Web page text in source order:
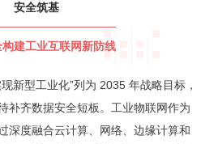
安全筑基
建工业互联网新防线
新型工业化”列为 2035 年战略目标，
补齐数据安全短板。工业物联网作为
深度融合云计算、网络、边缘计算和